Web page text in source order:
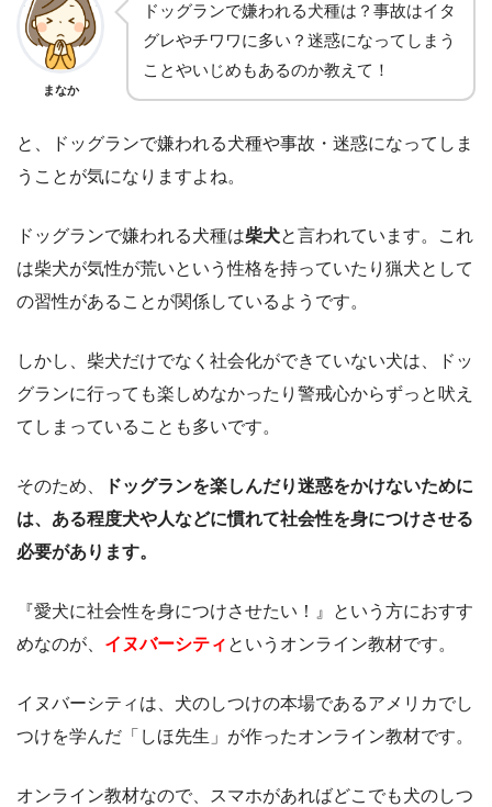
まなか
ドッグランで嫌われる犬種は？事故はイタ
グレやチワワに多い？迷惑になってしまう
ことやいじめもあるのか教えて！
と、ドッグランで嫌われる犬種や事故・迷惑になってしま
うことが気になりますよね。
ドッグランで嫌われる犬種は柴犬と言われています。これ
は柴犬が気性が荒いという性格を持っていたり猟犬として
の習性があることが関係しているようです。
しかし、柴犬だけでなく社会化ができていない犬は、ドッ
グランに行っても楽しめなかったり警戒心からずっと吠え
てしまっていることも多いです。
そのため、
ドッグランを楽しんだり迷惑をかけないために
は、ある程度犬や人などに慣れて社会性を身につけさせる
必要があります。
『愛犬に社会性を身につけさせたい！』という方におすす
めなのが、 イヌバーシティ というオンライン教材です。
イヌバーシティは、犬のしつけの本場であるアメリカでし
つけを学んだ「しほ先生」が作ったオンライン教材です。
オンライン教材なので、スマホがあればどこでも犬のしつ